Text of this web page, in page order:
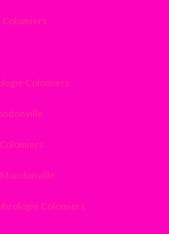
Colomiers
Mondonville
Colomiers